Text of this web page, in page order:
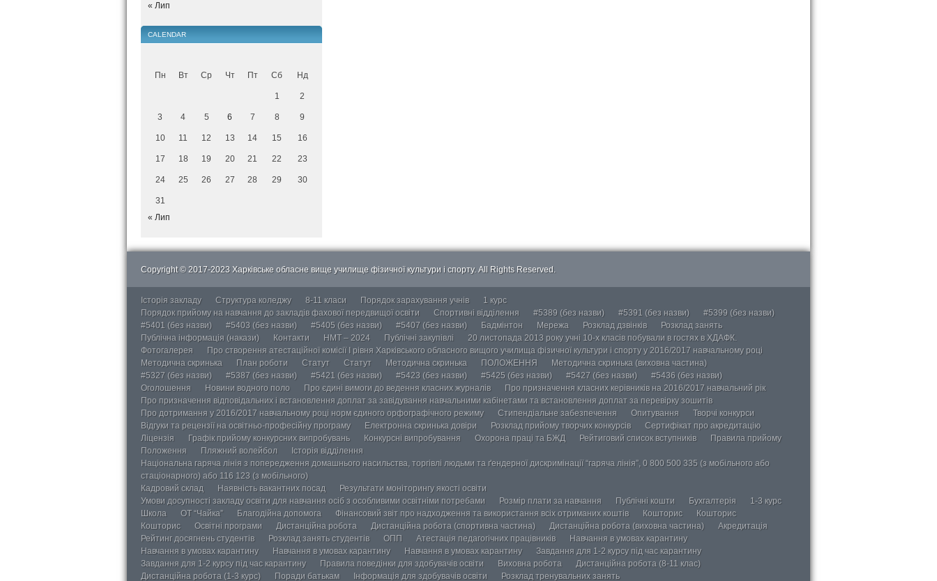
« Лип
CALENDAR
Пн Вт Ср Чт Пт Сб Нд
1 2
3 4 5 6 7 8 9
10 11 12 13 14 15 16
17 18 19 20 21 22 23
24 25 26 27 28 29 30
31
« Лип
Copyright © 2017-2023 Харківське обласне вище училище фізичної культури і спорту. All Rights Reserved.
Історія закладу Структура коледжу 8-11 класи Порядок зарахування учнів
1 курс
Порядок прийому на навчання до закладів фахової передвищої освіти
Спортивні відділення #5389 (без назви) #5391 (без назви)
#5399 (без назви)
#5401 (без назви)
#5403 (без назви) #5405 (без назви) #5407 (без назви) Бадмінтон Мережа Розклад дзвінків
Розклад занять
Публічна інформація (накази)
Контакти НМТ – 2024 Публічні закупівлі
20 листопада 2013 року учні 10-х класів побували в гостях в ХДАФК.
Фотогалерея
Про створення атестаційної комісії І рівня Харківського обласного вищого училища фізичної культури і спорту у 2016/2017 навчальному році
Методична скринька
План роботи Статут Статут Методична скринька ПОЛОЖЕННЯ
Методична скринька (виховна частина)
#5327 (без назви)
#5387 (без назви) #5421 (без назви) #5423 (без назви) #5425 (без назви) #5427 (без назви)
#5436 (без назви)
Оголошення
Новини водного поло Про єдині вимоги до ведення класних журналів
Про призначення класних керівників на 2016/2017 навчальний рік
Про призначення відповідальних і встановлення доплат за завідування навчальними кабінетами та встановлення доплат за перевірку зошитів
Про дотримання у 2016/2017 навчальному році норм єдиного орфографічного режиму
Стипендіальне забезпечення Опитування
Творчі конкурси
Відгуки та рецензії на освітньо-професійну програму
Електронна скринька довіри Розклад прийому творчих конкурсів
Сертифікат про акредитацію
Ліцензія
Графік прийому конкурсних випробувань Конкурсні випробування Охорона праці та БЖД Рейтиговий список вступників
Правила прийому
Положення
Пляжний волейбол
Історія відділення
Національна гаряча лінія з попередження домашнього насильства, торгівлі людьми та ґендерної дискримінації “гаряча лінія”, 0 800 500 335 (з мобільного або
стаціонарного) або 116 123 (з мобільного)
Кадровий склад
Наявність вакантних посад
Результати моніторингу якості освіти
Умови досупності закладу освіти для навчання осіб з особливими освітніми потребами
Розмір плати за навчання Публічні кошти Бухгалтерія
1-3 курс
Школа
ОТ “Чайка” Благодійна допомога Фінансовий звіт про надходження та використання всіх отриманих коштів Кошторис
Кошторис
Кошторис
Освітні програми Дистанційна робота Дистанційна робота (спортивна частина) Дистанційна робота (виховна частина)
Акредитація
Рейтинг досягнень студентів
Розклад занять студентів ОПП Атестація педагогічних працівників
Навчання в умовах карантину
Навчання в умовах карантину
Навчання в умовах карантину Навчання в умовах карантину
Завдання для 1-2 курсу під час карантину
Завдання для 1-2 курсу під час карантину
Правила поведінки для здобувачів освіти Виховна робота
Дистанційна робота (8-11 клас)
Дистанційна робота (1-3 курс)
Поради батькам Інформація для здобувачів освіти Розклад тренувальних занять